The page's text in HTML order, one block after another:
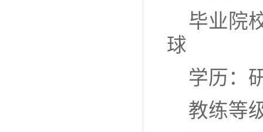
毕业院
球
学历：
教练等